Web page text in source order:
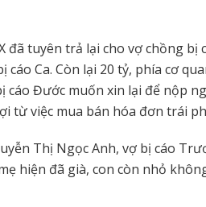
đã tuyên trả lại cho vợ chồng bị
cáo Ca. Còn lại 20 tỷ, phía cơ
Đước muốn xin lại để nộp
từ việc mua bán hóa đơn trái
Thị Ngọc Anh, vợ bị cáo
hiện đã già, con còn nhỏ